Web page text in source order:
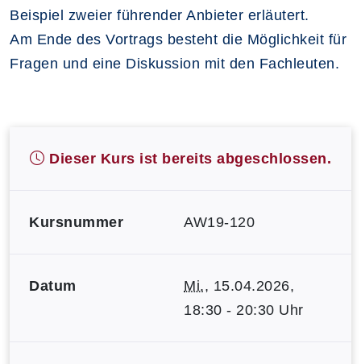
Beispiel zweier führender Anbieter erläutert.
Am Ende des Vortrags besteht die Möglichkeit für
Fragen und eine Diskussion mit den Fachleuten.
Dieser Kurs ist bereits abgeschlossen.
Kursnummer AW19-120
Datum Mi., 15.04.2026,
18:30 - 20:30 Uhr